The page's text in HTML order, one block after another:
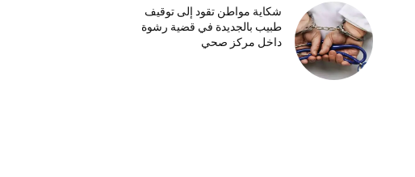
شكاية مواطن تقود إلى توقيف
طبيب بالجديدة في قضية رشوة
داخل مركز صحي